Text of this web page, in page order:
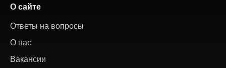
О сайте
Ответы на вопросы
О нас
Вакансии